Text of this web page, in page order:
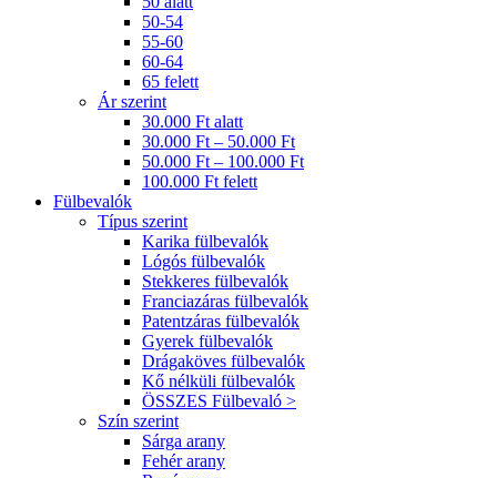
50-54
55-60
60-64
65 felett
Ár szerint
30.000 Ft alatt
30.000 Ft – 50.000 Ft
50.000 Ft – 100.000 Ft
100.000 Ft felett
Fülbevalók
Típus szerint
Karika fülbevalók
Lógós fülbevalók
Stekkeres fülbevalók
Franciazáras fülbevalók
Patentzáras fülbevalók
Gyerek fülbevalók
Drágaköves fülbevalók
Kő nélküli fülbevalók
ÖSSZES Fülbevaló >
Szín szerint
Sárga arany
Fehér arany